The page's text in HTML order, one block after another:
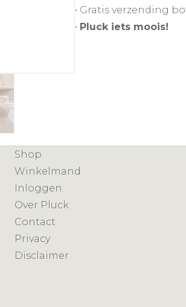
• Gratis verzending
• Pluck iets moois!
Shop
Winkelmand
Inloggen
Over Pluck
Contact
Privacy
Disclaimer